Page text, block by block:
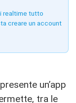
realtime tutto
creare un account
un’app
tra le